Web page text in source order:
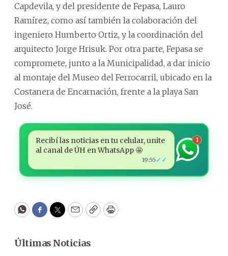
Capdevila, y del presidente de Fepasa, Lauro
Ramírez, como así también la colaboración del
ingeniero Humberto Ortiz, y la coordinación del
arquitecto Jorge Hrisuk. Por otra parte, Fepasa se
compromete, junto a la Municipalidad, a dar inicio
al montaje del Museo del Ferrocarril, ubicado en la
Costanera de Encarnación, frente a la playa San
José.
Recibí las noticias en tu celular, unite
al canal de ÚH en WhatsApp 🤩
19:55✓✓
1
WhatsApp
Facebook
Twitter
EmailCopyPrint
Últimas Noticias